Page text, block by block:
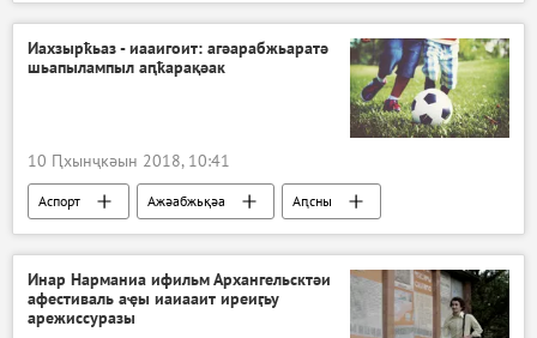
Иахзырҟьаз - иааигоит: агәарабжьаратә
шьапылампыл аԥҟарақәак
10 Ԥхынҷкәын 2018, 10:41
Аспорт Ажәабжьқәа
Аԥсны
Aлерт
Инар Нарманиа ифильм Архангельсктәи
афестиваль аҿы иаиааит иреиӷьу
арежиссуразы